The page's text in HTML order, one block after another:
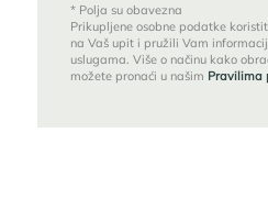
* Polja su obavezna
Prikupljene osobne podatke
na Vaš upit i pružili Vam
uslugama. Više o načinu kako
možete pronaći u našim Pravilima